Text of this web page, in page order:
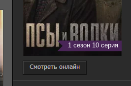
1 сезон 10 серия